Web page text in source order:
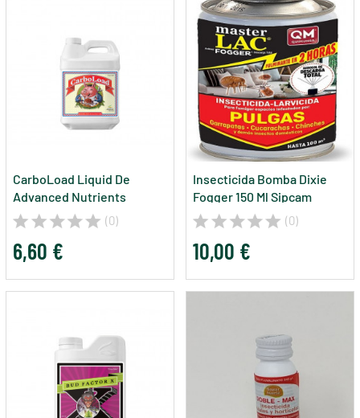
CarboLoad Liquid De
Advanced Nutrients
(0)
6,60 €
Insecticida Bomba Dixie
Fogger 150 Ml Sipcam
(0)
10,00 €